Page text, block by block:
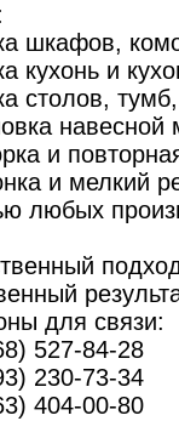
шкафов,
кухонь и
столов,
и
и мелкий
любых
для связи:
527-84-28
230-73-34
404-00-80